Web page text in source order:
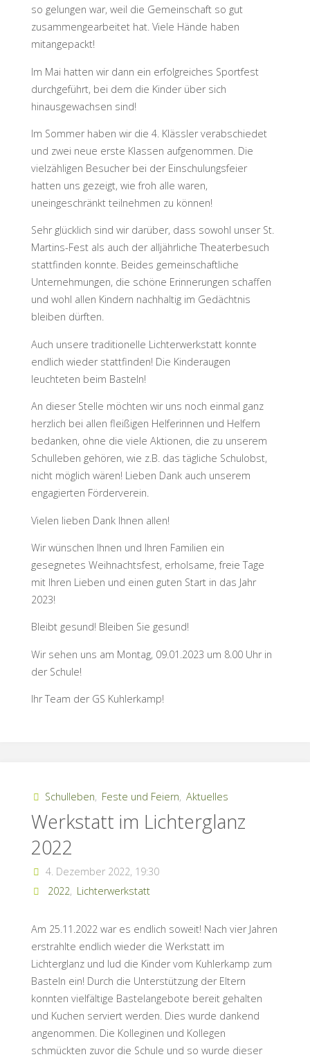
so gelungen war, weil die Gemeinschaft so gut
zusammengearbeitet hat. Viele Hände haben
mitangepackt!
Im Mai hatten wir dann ein erfolgreiches Sportfest
durchgeführt, bei dem die Kinder über sich
hinausgewachsen sind!
Im Sommer haben wir die 4. Klässler verabschiedet
und zwei neue erste Klassen aufgenommen. Die
vielzähligen Besucher bei der Einschulungsfeier
hatten uns gezeigt, wie froh alle waren,
uneingeschränkt teilnehmen zu können!
Sehr glücklich sind wir darüber, dass sowohl unser St.
Martins-Fest als auch der alljährliche Theaterbesuch
stattfinden konnte. Beides gemeinschaftliche
Unternehmungen, die schöne Erinnerungen schaffen
und wohl allen Kindern nachhaltig im Gedächtnis
bleiben dürften.
Auch unsere traditionelle Lichterwerkstatt konnte
endlich wieder stattfinden! Die Kinderaugen
leuchteten beim Basteln!
An dieser Stelle möchten wir uns noch einmal ganz
herzlich bei allen fleißigen Helferinnen und Helfern
bedanken, ohne die viele Aktionen, die zu unserem
Schulleben gehören, wie z.B. das tägliche Schulobst,
nicht möglich wären! Lieben Dank auch unserem
engagierten Förderverein.
Vielen lieben Dank Ihnen allen!
Wir wünschen Ihnen und Ihren Familien ein
gesegnetes Weihnachtsfest, erholsame, freie Tage
mit Ihren Lieben und einen guten Start in das Jahr
2023!
Bleibt gesund! Bleiben Sie gesund!
Wir sehen uns am Montag, 09.01.2023 um 8.00 Uhr in
der Schule!
Ihr Team der GS Kuhlerkamp!
Schulleben, Feste und Feiern, Aktuelles
Werkstatt im Lichterglanz
2022
4. Dezember 2022, 19:30
2022, Lichterwerkstatt
Am 25.11.2022 war es endlich soweit! Nach vier Jahren
erstrahlte endlich wieder die Werkstatt im
Lichterglanz und lud die Kinder vom Kuhlerkamp zum
Basteln ein! Durch die Unterstützung der Eltern
konnten vielfältige Bastelangebote bereit gehalten
und Kuchen serviert werden. Dies wurde dankend
angenommen. Die Kolleginen und Kollegen
schmückten zuvor die Schule und so wurde dieser